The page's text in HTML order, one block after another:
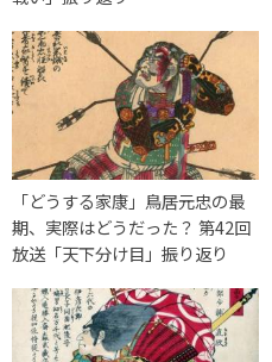
「どうする家康」鳥居元忠の最
期、実際はどうだった？ 第42回
放送「天下分け目」振り返り